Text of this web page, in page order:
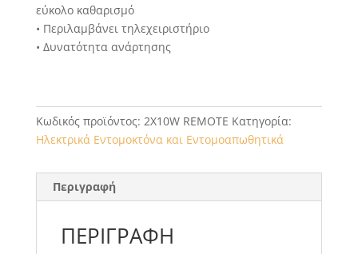
εύκολο καθαρισμό
• Περιλαμβάνει τηλεχειριστήριο
• Δυνατότητα ανάρτησης
Κωδικός προϊόντος: 2X10W REMOTE Κατηγορία:
Ηλεκτρικά Εντομοκτόνα και Εντομοαπωθητικά
Περιγραφή
ΠΕΡΙΓΡΑΦΉ